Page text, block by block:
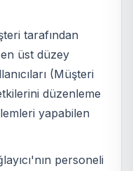
tarafından
üst düzey
(Müşteri
düzenleme
yapabilen
personeli